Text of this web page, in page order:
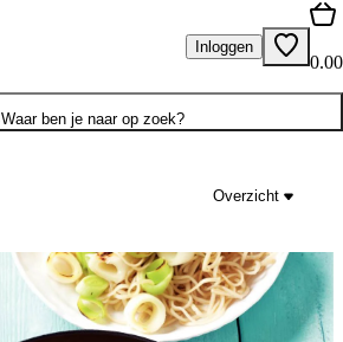
Inloggen
0.00
Waar ben je naar op zoek?
Overzicht